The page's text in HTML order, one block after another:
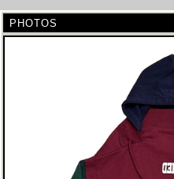
PHOTOS